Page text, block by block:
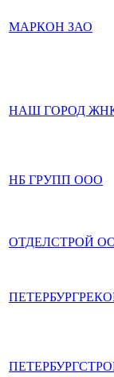
МАРКОН ЗАО
НАШ ГОРОД
НБ ГРУПП ООО
ОТДЕЛСТРОЙ